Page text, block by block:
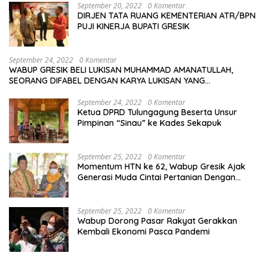
September 20, 2022 0 Komentar
DIRJEN TATA RUANG KEMENTERIAN ATR/BPN
PUJI KINERJA BUPATI GRESIK
September 24, 2022 0 Komentar
WABUP GRESIK BELI LUKISAN MUHAMMAD AMANATULLAH,
SEORANG DIFABEL DENGAN KARYA LUKISAN YANG
September 24, 2022 0 Komentar
Ketua DPRD Tulungagung Beserta Unsur
Pimpinan “Sinau” ke Kades Sekapuk
September 25, 2022 0 Komentar
Momentum HTN ke 62, Wabup Gresik Ajak
Generasi Muda Cintai Pertanian Dengan
September 25, 2022 0 Komentar
Wabup Dorong Pasar Rakyat Gerakkan
Kembali Ekonomi Pasca Pandemi